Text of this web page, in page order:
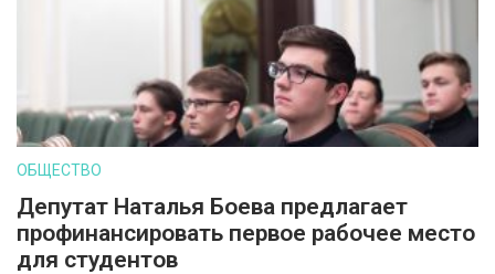
ОБЩЕСТВО
Депутат Наталья Боева предлагает
профинансировать первое рабочее место
для студентов